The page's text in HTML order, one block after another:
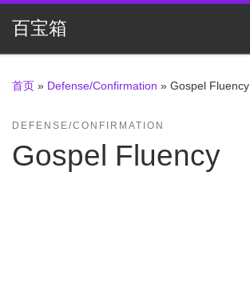
Skip to content
百宝箱
首页 » Defense/Confirmation » Gospel Fluency
DEFENSE/CONFIRMATION
Gospel Fluency